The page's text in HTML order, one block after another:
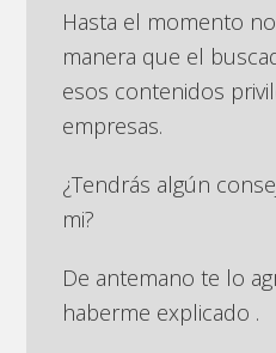
Hasta el momento
manera que el
esos contenidos
empresas.
¿Tendrás algún
mi?
De antemano te lo
haberme explicado .